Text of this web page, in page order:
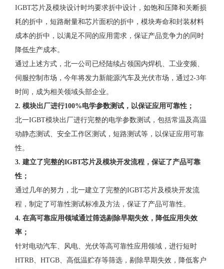
IGBT芯片及模块设计时均要求折中设计，如饱和压降和关断损
耗的折中，短路耐量和芯片面积的折中，模块寿命和封装材料
成本的折中，以满足不同的应用需求，保证产品竞争力的同时
降低生产成本。
通过上述方式，北一公司已经陆续占领国内焊机、工业变频、
伺服控制市场，今年将发力新能源汽车及光伏市场，通过2-3年
时间，成为相关领域头部企业。
2. 模块出厂进行100%电学参数测试，以保证应用可靠性；
北一IGBT模块出厂进行完整的电学参数测试，包括常温及高温
动静态测试、安全工作区测试，短路测试等，以保证应用可靠
性。
3. 建立了完整的IGBT芯片及模块开发流程，保证了产品可靠
性；
通过几年的努力，北一建立了完整的IGBT芯片及模块开发流
程，制定了可靠性测试标准及方法，保证了产品可靠性。
4. 在高可靠应用领域通过筛选剔除早期失效，降低应用失效
率；
针对电动汽车、风电、光伏等高可靠性应用领域，进行短时
HTRB、HTGB、高低温贮存等筛选，剔除早期失效，降低客户